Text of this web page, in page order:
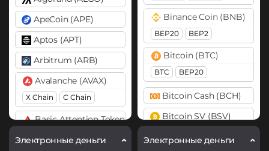
ApeCoin (APE)
Aptos (APT)
Arbitrum (ARB)
Avalanche (AVAX)
X Chain C Chain
Basic Attention Token (BAT)
Электронные деньги
Binance Coin (BNB)
BEP20 BEP2
Bitcoin (BTC)
BTC BEP20
Bitcoin Cash (BCH)
Bitcoin SV (BSV)
Cardano (ADA)
Электронные деньги